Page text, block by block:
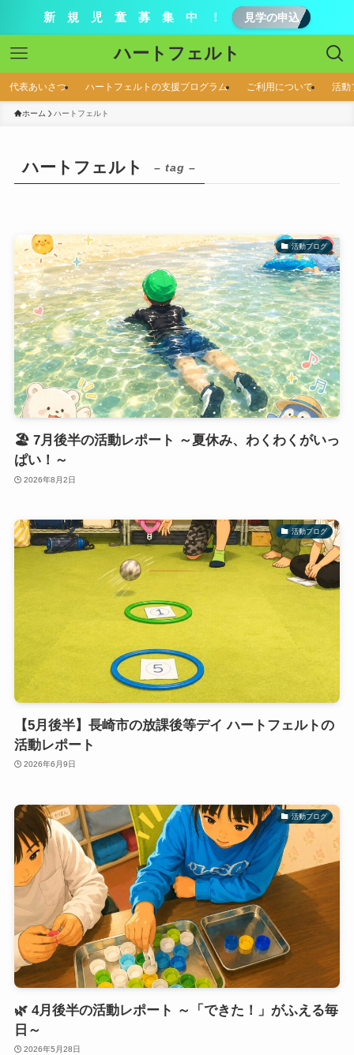
新 規 児 童 募 集 中 ！ 見学の申込
ハートフェルト
代表あいさつ ハートフェルトの支援プログラム ご利用について 活動
ホーム ハートフェルト
ハートフェルト – tag –
活動ブログ
🏖 7月後半の活動レポート ～夏休み、わくわくがいっ
ぱい！～
2026年8月2日
活動ブログ
【5月後半】長崎市の放課後等デイ ハートフェルトの
活動レポート
2026年6月9日
活動ブログ
🌿 4月後半の活動レポート ～「できた！」がふえる毎
日～
2026年5月28日